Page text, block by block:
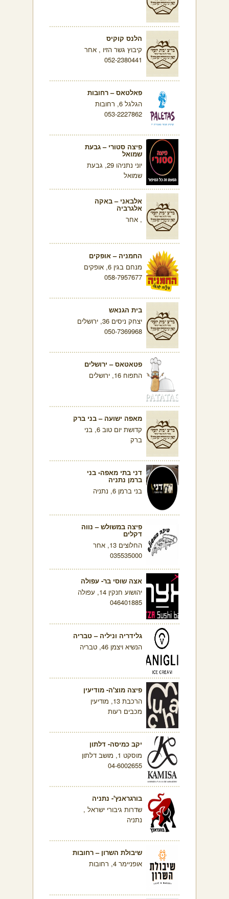
הלנס קוקיס
קיבוץ גשר הזיו , אחר
052-2380441
פאלטאס – רחובות
הגלגל 6, רחובות
053-2227862
פיצה סטורי – גבעת
שמואל
יוני נתניהו 29, גבעת
שמואל
אלבאני – באקה
אלגרביה
, אחר
החמניה – אופקים
מנחם בגין 6, אופקים
058-7957677
בית הגנאש
יצחק ניסים 36, ירושלים
050-7369968
פטאטאס – ירושלים
התפוח 16, ירושלים
מאפה ישועה – בני ברק
קדושת יום טוב 6, בני
ברק
דני בתי מאפה- בני
ברמן נתניה
בני ברמן 6, נתניה
פיצה במשולש – נווה
דקלים
החלוצים 13, אחר
035535000
אצה שוסי בר- עפולה
יהושוע חנקין 14, עפולה
046401885
גלידריה וניליה – טבריה
הנשיא ויצמן 46, טבריה
פיצה מוצ'ה- מודיעין
הרכבת 13, מודיעין
מכבים רעות
יקב כמיסה- דלתון
מוסקט 1, מושב דלתון
04-6002655
בורגראנץ'- נתניה
שדרות גיבורי ישראל ,
נתניה
שיבולת השרון – רחובות
אופניימר 4, רחובות